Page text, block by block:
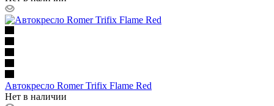
Автокресло Romer Trifix Flame Red
Нет в наличии